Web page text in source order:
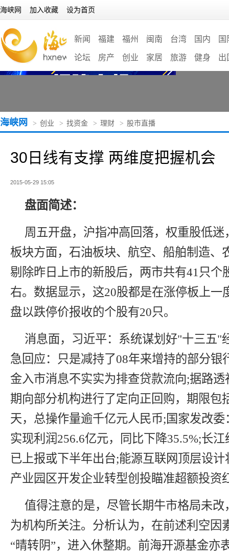
海峡网 加入收藏 设为首页
新闻 福建 福州 闽南 台湾 国内 国
论坛 房产 创业 家居 旅游 健身 出
海峡网 > 创业 > 找资金 > 理财 > 股市直播
30日线有支撑 两维度把握机会
2015-05-29 15:05
盘面简述：
周五开盘，沪指冲高回落，权重股低
板块方面，石油板块、航空、船舶制造、
剔除昨日上市的新股后，两市共有41只个
右。数据显示，这20股都是在涨停板上一
盘以跌停价报收的个股有20只。
消息面，习近平：系统谋划好"十三五"
急回应：只是减持了08年来增持的部分银
金入市消息不实实为排查贷款流向;据路
期向部分机构进行了定向正回购，期限包
天，总操作量逾千亿元人民币;国家发改
实现利润256.6亿元，同比下降35.5%;长
已上报或下半年出台;能源互联网顶层设
产业园区开发企业转型创投瞄准超额投资
值得注意的是，尽管长期牛市格局未
为机构所关注。分析认为，在前述利空因
“晴转阴”，进入休整期。前海开源基金亦